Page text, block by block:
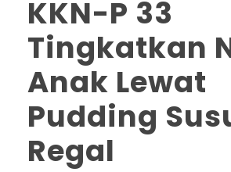
KKN-P 33
Tingkatkan
Anak Lewat
Pudding
Regal